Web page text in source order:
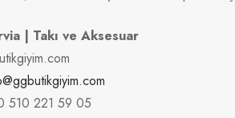
| Takı ve Aksesuar
510 221 59 05